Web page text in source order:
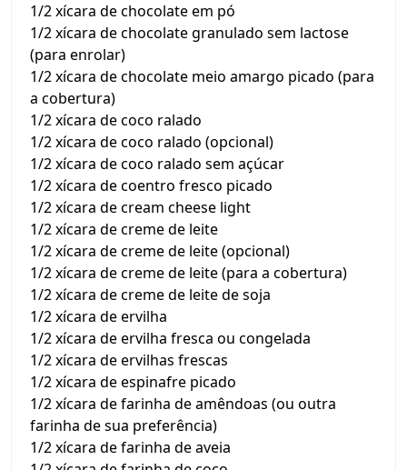
1/2 xícara de chocolate em pó
1/2 xícara de chocolate granulado sem lactose
(para enrolar)
1/2 xícara de chocolate meio amargo picado (para
a cobertura)
1/2 xícara de coco ralado
1/2 xícara de coco ralado (opcional)
1/2 xícara de coco ralado sem açúcar
1/2 xícara de coentro fresco picado
1/2 xícara de cream cheese light
1/2 xícara de creme de leite
1/2 xícara de creme de leite (opcional)
1/2 xícara de creme de leite (para a cobertura)
1/2 xícara de creme de leite de soja
1/2 xícara de ervilha
1/2 xícara de ervilha fresca ou congelada
1/2 xícara de ervilhas frescas
1/2 xícara de espinafre picado
1/2 xícara de farinha de amêndoas (ou outra
farinha de sua preferência)
1/2 xícara de farinha de aveia